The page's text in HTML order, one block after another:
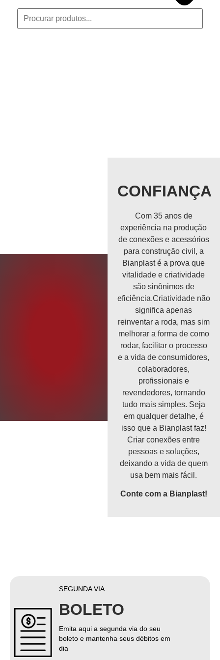
CONFIANÇA
Com 35 anos de
experiência na produção
de conexões e acessórios
para construção civil, a
Bianplast é a prova que
vitalidade e criatividade
são sinônimos de
eficiência.Criatividade não
significa apenas
reinventar a roda, mas sim
melhorar a forma de como
rodar, facilitar o processo
e a vida de consumidores,
colaboradores,
profissionais e
revendedores, tornando
tudo mais simples. Seja
em qualquer detalhe, é
isso que a Bianplast faz!
Criar conexões entre
pessoas e soluções,
deixando a vida de quem
usa bem mais fácil.
Conte com a Bianplast!
SEGUNDA VIA
BOLETO
Emita aqui a segunda via do seu
boleto e mantenha seus débitos em
dia